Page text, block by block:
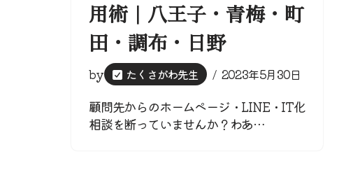
用術｜八王子・青梅・町
田・調布・日野
by たくさがわ先生 2023年5月30日
顧問先からのホームページ・LINE・IT化
相談を断っていませんか？わあ…